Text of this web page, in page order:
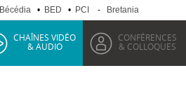
Bécédia • BED • PCI - Bretania
CHAÎNES VIDÉO
& AUDIO
CONFÉRENCES
& COLLOQUES